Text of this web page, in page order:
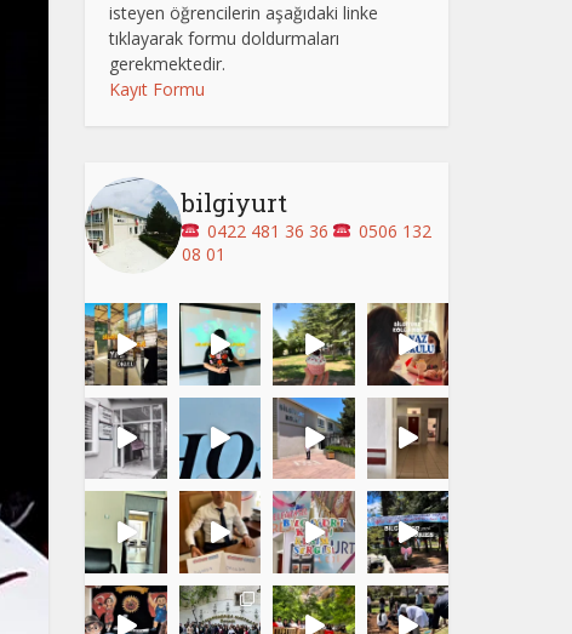
isteyen öğrencilerin aşağıdaki linke
tıklayarak formu doldurmaları
gerekmektedir.
Kayıt Formu
bilgiyurt
0422 481 36 36
0506 132
08 01